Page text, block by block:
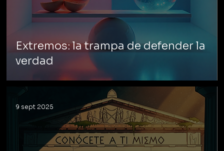
Extremos: la trampa de defender la
verdad
9 sept 2025